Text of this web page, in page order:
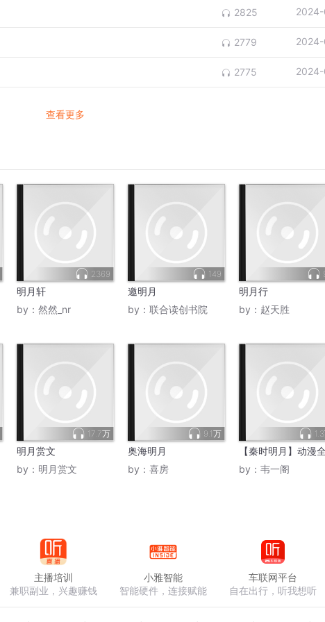
2825
2779
2775
查看更多
2369
明月轩
by： 然然_nr
149
邀明月
by： 联合读创书院
明月行
by： 赵天胜
17.7万
明月赏文
by： 明月赏文
9.1万
奥海明月
by： 喜房
【秦时明月】动漫
by： 韦一阁
主播培训
兼职副业，兴趣赚钱
小雅智能
智能硬件，连接赋能
车联网平台
自在出行，听我想听